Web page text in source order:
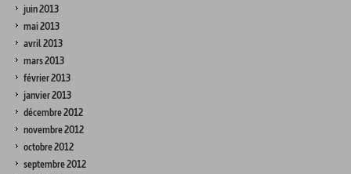
juin 2013
mai 2013
avril 2013
mars 2013
février 2013
janvier 2013
décembre 2012
novembre 2012
octobre 2012
septembre 2012